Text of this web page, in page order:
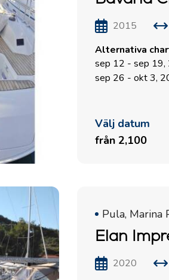
2015
Alternativa
sep 12 - sep 19,
sep 26 - okt 3,
Välj datum
från 2,100
Pula, Marina
Elan
2020